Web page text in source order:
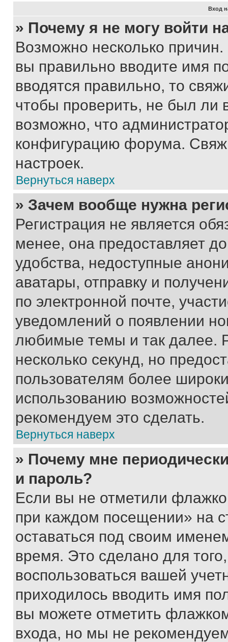
Вход
» Почему я не могу войти
Возможно несколько
вы правильно вводите имя
вводятся правильно, то
чтобы проверить, не был ли
возможно, что
конфигурацию форума.
настроек.
Вернуться наверх
» Зачем вообще нужна
Регистрация не является
менее, она предоставляет
удобства, недоступные
аватары, отправку и
по электронной почте,
уведомлений о появлении
любимые темы и так далее.
несколько секунд, но
пользователям более
использованию
рекомендуем это сделать.
Вернуться наверх
» Почему мне
и пароль?
Если вы не отметили
при каждом посещении» на
оставаться под своим
время. Это сделано для
воспользоваться вашей
приходилось вводить имя
вы можете отметить
входа, но мы не